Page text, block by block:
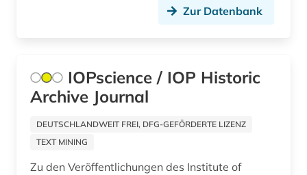
neurowissenschaften (2)
pharmazie (4)
physik (95)
Zur Datenbank
IOPscience / IOP Historic
Archive Journal
DEUTSCHLANDWEIT FREI, DFG-GEFÖRDERTE LIZENZ
TEXT MINING
Zu den Veröffentlichungen des Institute of